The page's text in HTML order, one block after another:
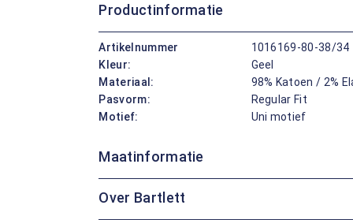
Productinformatie
Artikelnummer
1016169-80-38/34
Kleur:
Geel
Materiaal:
98% Katoen / 2%
Pasvorm:
Regular Fit
Motief:
Uni motief
Maatinformatie
Over Bartlett